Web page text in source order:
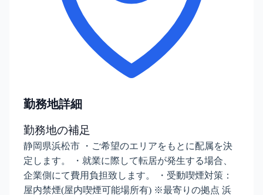
勤務地詳細
勤務地の補足
静岡県浜松市 ・ご希望のエリアをもとに配属を決
定します。 ・就業に際して転居が発生する場合、
企業側にて費用負担致します。 ・受動喫煙対策：
屋内禁煙(屋内喫煙可能場所有) ※最寄りの拠点 浜